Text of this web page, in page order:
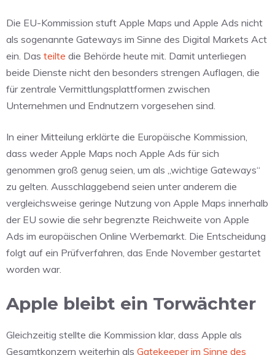
Die EU-Kommission stuft Apple Maps und Apple Ads nicht
als sogenannte Gateways im Sinne des Digital Markets Act
ein. Das teilte die Behörde heute mit. Damit unterliegen
beide Dienste nicht den besonders strengen Auflagen, die
für zentrale Vermittlungsplattformen zwischen
Unternehmen und Endnutzern vorgesehen sind.
In einer Mitteilung erklärte die Europäische Kommission,
dass weder Apple Maps noch Apple Ads für sich
genommen groß genug seien, um als „wichtige Gateways“
zu gelten. Ausschlaggebend seien unter anderem die
vergleichsweise geringe Nutzung von Apple Maps innerhalb
der EU sowie die sehr begrenzte Reichweite von Apple
Ads im europäischen Online Werbemarkt. Die Entscheidung
folgt auf ein Prüfverfahren, das Ende November gestartet
worden war.
Apple bleibt ein Torwächter
Gleichzeitig stellte die Kommission klar, dass Apple als
Gesamtkonzern weiterhin als Gatekeeper im Sinne des